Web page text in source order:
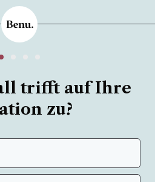
trifft auf Ihre
zu?